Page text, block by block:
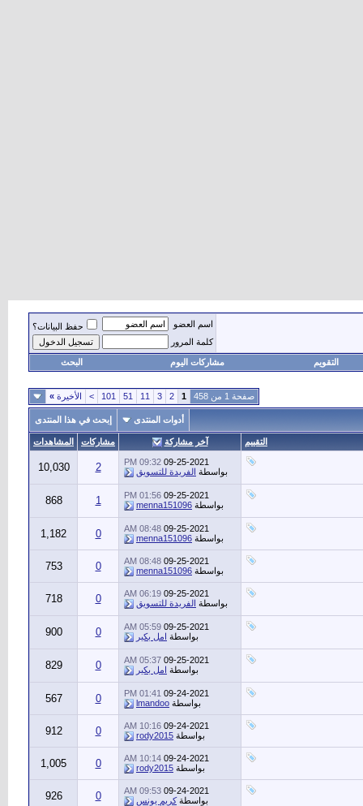
اسم العضو
حفظ البيانات؟
كلمة المرور
التقويم مشاركات اليوم البحث
صفحة 1 من 458 1
2
3
11
51
101
> الأخيرة »
أدوات المنتدى إبحث في هذا المنتدى
التقييم آخر مشاركة مشاركات المشاهدات
09-25-2021
09:32 PM
بواسطة الفريدة للتسويق 2
10,030
09-25-2021
01:56 PM
بواسطة menna151096
1
868
09-25-2021
08:48 AM
بواسطة menna151096
0
1,182
09-25-2021
08:48 AM
بواسطة menna151096
0
753
09-25-2021
06:19 AM
بواسطة الفريدة للتسويق 0
718
09-25-2021
05:59 AM
بواسطة امل بكير 0
900
09-25-2021
05:37 AM
بواسطة امل بكير 0
829
09-24-2021
01:41 PM
بواسطة lmandoo
0
567
09-24-2021
10:16 AM
بواسطة rody2015
0
912
09-24-2021
10:14 AM
بواسطة rody2015
0
1,005
09-24-2021
09:53 AM
بواسطةكريم يونس 0
926